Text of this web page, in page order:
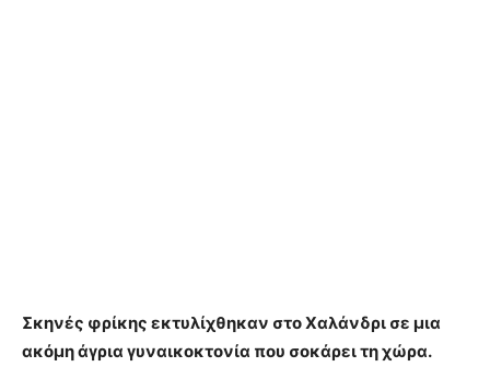
Σκηνές φρίκης εκτυλίχθηκαν στο Χαλάνδρι σε μια
ακόμη άγρια γυναικοκτονία που σοκάρει τη χώρα.